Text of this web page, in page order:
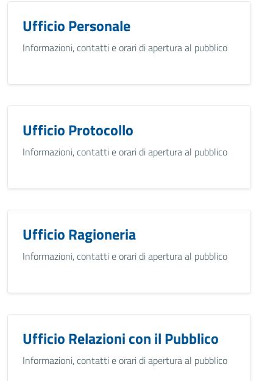
Ufficio Personale
Informazioni, contatti e orari di apertura al pubblico
Ufficio Protocollo
Informazioni, contatti e orari di apertura al pubblico
Ufficio Ragioneria
Informazioni, contatti e orari di apertura al pubblico
Ufficio Relazioni con il Pubblico
Informazioni, contatti e orari di apertura al pubblico